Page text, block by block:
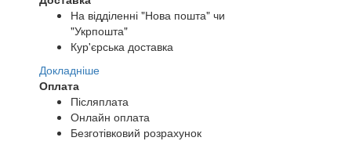
На відділенні "Нова пошта" чи
"Укрпошта"
Кур'єрська доставка
Докладніше
Оплата
Післяплата
Онлайн оплата
Безготівковий розрахунок